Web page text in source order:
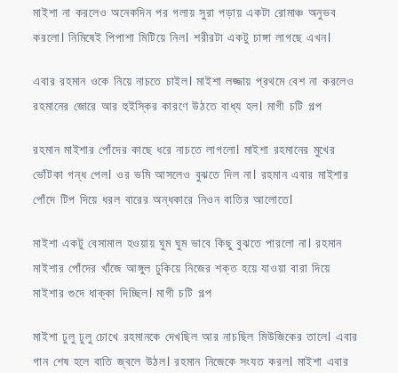
মাইশা না করলেও অনেকদিন পর গলায় সুরা পড়ায় একটা রোমাঞ্চ অনুভব
করলো। নিমিষেই পিপাশা মিটিয়ে নিল। শরীরটা একটু চাঙ্গা লাগছে এখন।
এবার রহমান ওকে নিয়ে নাচতে চাইল। মাইশা লজ্জায় প্রথমে বেশ না করলেও
রহমানের জোরে আর হুইস্কির কারণে উঠতে বাধ্য হল। মাগী চটি গল্প
রহমান মাইশার পোঁদের কাছে ধরে নাচতে লাগলো। মাইশা রহমানের মুখের
ভোঁটকা গন্ধ পেল। ওর ভমি আসলেও বুঝতে দিল না। রহমান এবার মাইশার
পোঁদে টিপ দিয়ে ধরল বারের অন্ধকারে নিওন বাতির আলোতে।
মাইশা একটু বেসামাল হওয়ায় ঘুম ঘুম ভাবে কিছু বুঝতে পারলো না। রহমান
মাইশার পোঁদের খাঁজে আঙ্গুল ঢুকিয়ে নিজের শক্ত হয়ে যাওয়া বারা দিয়ে
মাইশার গুদে ধাক্কা দিচ্ছিল। মাগী চটি গল্প
মাইশা ঢুলু ঢুলু চোখে রহমানকে দেখছিল আর নাচছিল মিউজিকের তালে। এবার
গান শেষ হলে বাতি জ্বলে উঠল। রহমান নিজেকে সংযত করল। মাইশা এবার